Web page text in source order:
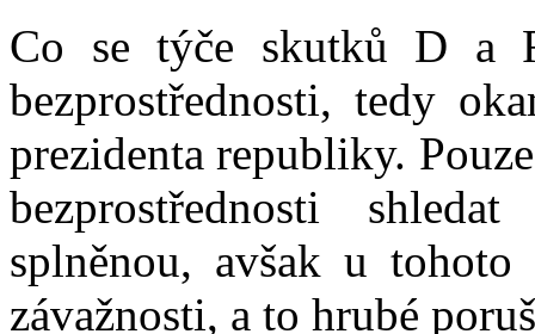
Co se týče skutků D a
bezprostřednosti, tedy
prezidenta republiky.
bezprostřednosti
splněnou, avšak u tohoto
závažnosti, a to hrubé